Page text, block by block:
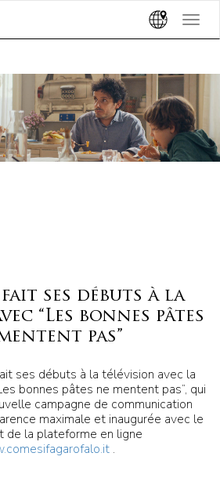
Toggle
ses débuts à la
“Les bonnes pâtes
pas”
ses débuts à la télévision avec la
bonnes pâtes ne mentent pas”, qui
campagne de communication
maximale et inaugurée avec le
de la plateforme en ligne
.